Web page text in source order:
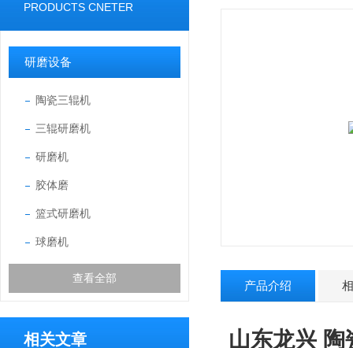
PRODUCTS CNETER
研磨设备
陶瓷三辊机
三辊研磨机
研磨机
胶体磨
篮式研磨机
球磨机
查看全部
相关文章
产品介绍
山东龙兴 陶